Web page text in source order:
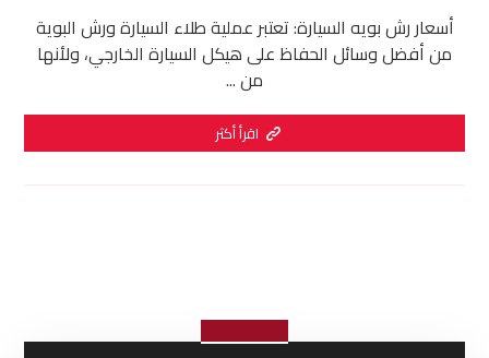
أسعار رش بويه السيارة: تعتبر عملية طلاء السيارة ورش البوية
من أفضل وسائل الحفاظ على هيكل السيارة الخارجي، ولأنها
من ...
اقرأ أكثر